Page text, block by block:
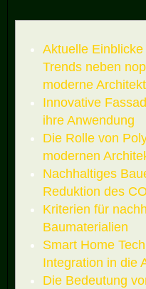
Aktuelle
Trends neben
moderne
Innovative
ihre Anwendung
Die Rolle von
modernen
Nachhaltiges
Reduktion des
Kriterien für
Baumaterialien
Smart Home
Integration in die
Die Bedeutung